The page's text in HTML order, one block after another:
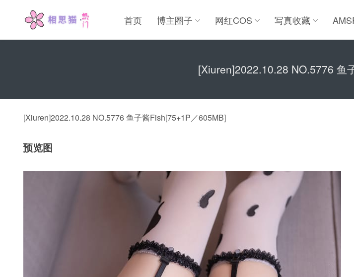
首页 博主圈子 网红COS 写真收藏
[Xiuren]2022.10.28 NO.5776 鱼
[Xiuren]2022.10.28 NO.5776 鱼子酱Fish[75+1P／605MB]
预览图